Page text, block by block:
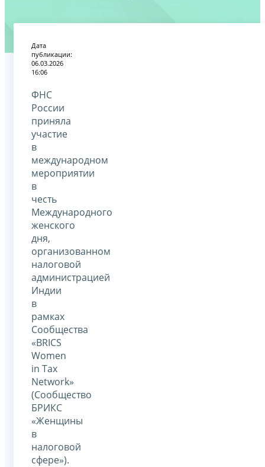
Дата
публикации:
06.03.2026
16:06
ФНС
России
приняла
участие
в
международном
мероприятии
в
честь
Международного
женского
дня,
организованном
налоговой
администрацией
Индии
в
рамках
Сообщества
«BRICS
Women
in Tax
Network»
(Сообщество
БРИКС
«Женщины
в
налоговой
сфере»).